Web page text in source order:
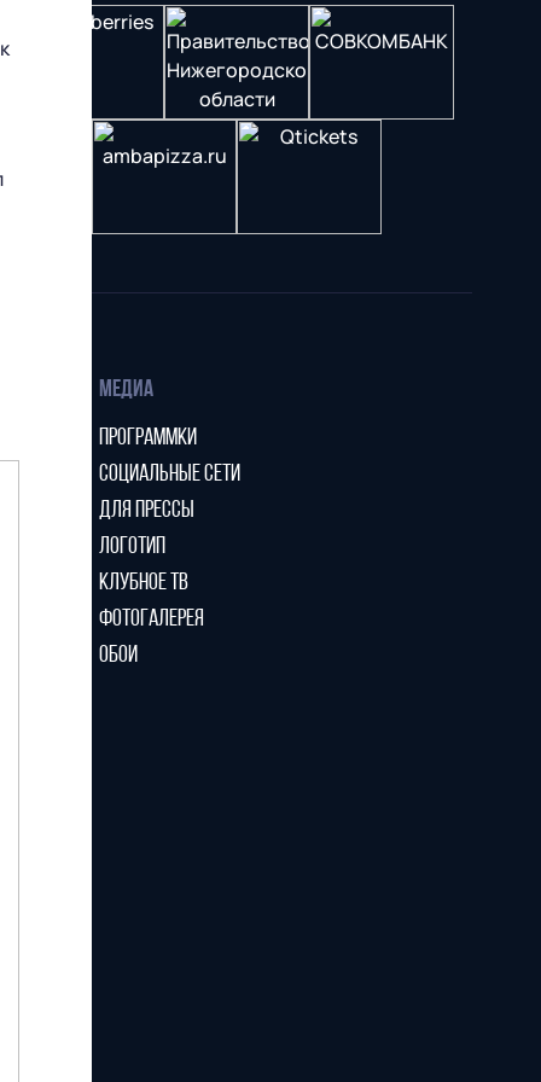
МЕДИА
ПРОГРАММКИ
СОЦИАЛЬНЫЕ СЕТИ
ДЛЯ ПРЕССЫ
ЛОГОТИП
КЛУБНОЕ ТВ
ФОТОГАЛЕРЕЯ
ОБОИ